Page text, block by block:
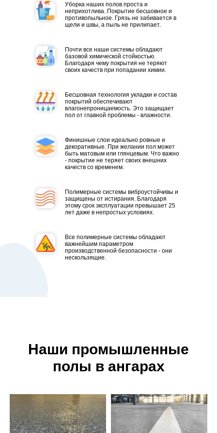
Финишные слои идеально ровные и
декоративные. При желании пол может
быть матовым или глянцевым. Что важно
- покрытие не теряет своих внешних
качеств со временем.
Все полимерные системы обладают
важнейшим параметром
производственной безопасности - они
нескользящие.
Уборка наших полов проста и
неприхотлива. Покрытие бесшовное и
противопыльное. Грязь не забивается в
щели и швы, а пыль не прилипает.
Полимерные системы виброустойчивы и
защищены от истирания. Благодаря
этому срок эксплуатации превышает 25
лет даже в непростых условиях.
Почти все наши системы обладают
базовой химической стойкостью.
Благодаря чему покрытия не теряют
своих качеств при попадании химии.
Бесшовная технология укладки и состав
покрытий обеспечивают
влагонепроницаемость. Это защищает
пол от главной проблемы - влажности.
Наши промышленные
полы в ангарах